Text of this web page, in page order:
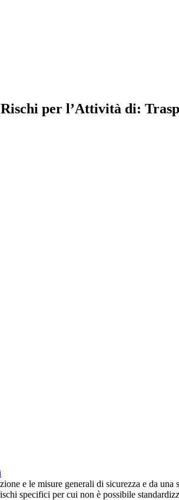
per l’Attività di:
e le misure generali di sicurezza e da
specifici per cui non è possibile